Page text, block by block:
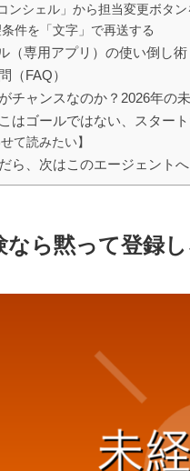
ンシェル」から担当変更ボタン
件を「文字」で再送する
（専用アプリ）の使い倒し術
（FAQ）
チャンスなのか？2026年の
はゴールではない、スター
せて読みたい】
ら、次はこのエージェントへ
なら黙って登録